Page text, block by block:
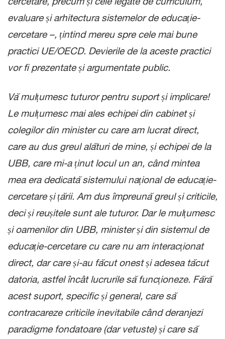
evaluare și arhitectura sistemelor de educație-
cercetare –, țintind mereu spre cele mai bune
practici UE/OECD. Devierile de la aceste practici
vor fi prezentate și argumentate public.
Vă mulțumesc tuturor pentru suport și implicare!
Le mulțumesc mai ales echipei din cabinet și
colegilor din minister cu care am lucrat direct,
care au dus greul alături de mine, și echipei de la
UBB, care mi-a ținut locul un an, când mintea
mea era dedicată sistemului național de educație-
cercetare și țării. Am dus împreună greul și criticile,
deci și reușitele sunt ale tuturor. Dar le mulțumesc
și oamenilor din UBB, minister și din sistemul de
educație-cercetare cu care nu am interacționat
direct, dar care și-au făcut onest și adesea tăcut
datoria, astfel încât lucrurile să funcționeze. Fără
acest suport, specific și general, care să
contracareze criticile inevitabile când deranjezi
paradigme fondatoare (dar vetuste) și care să